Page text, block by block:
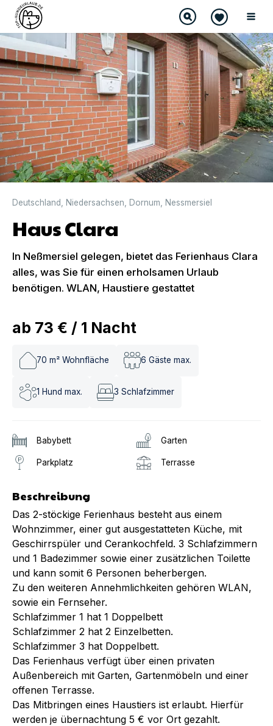
Deutschland Niedersachsen Dornum Nessmersiel
Haus Clara
In Neßmersiel gelegen, bietet das Ferienhaus Clara
alles, was Sie für einen erholsamen Urlaub
benötigen. WLAN, Haustiere gestattet
ab 73 € / 1 Nacht
70 m² Wohnfläche 6 Gäste max.
1 Hund max. 3 Schlafzimmer
Babybett Garten
Parkplatz Terrasse
Beschreibung
Das 2-stöckige Ferienhaus besteht aus einem
Wohnzimmer, einer gut ausgestatteten Küche, mit
Geschirrspüler und Cerankochfeld. 3 Schlafzimmern
und 1 Badezimmer sowie einer zusätzlichen Toilette
und kann somit 6 Personen beherbergen.
Zu den weiteren Annehmlichkeiten gehören WLAN,
sowie ein Fernseher.
Schlafzimmer 1 hat 1 Doppelbett
Schlafzimmer 2 hat 2 Einzelbetten.
Schlafzimmer 3 hat Doppelbett.
Das Ferienhaus verfügt über einen privaten
Außenbereich mit Garten, Gartenmöbeln und einer
offenen Terrasse.
Das Mitbringen eines Haustiers ist erlaubt. Hierfür
werden je übernachtung 5 € vor Ort gezahlt.